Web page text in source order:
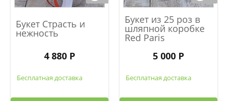
Букет Страсть и
нежность
4 880 Р
Бесплатная доставка
Букет из 25 роз в
шляпной коробке
Red Paris
5 000 Р
Бесплатная доставка